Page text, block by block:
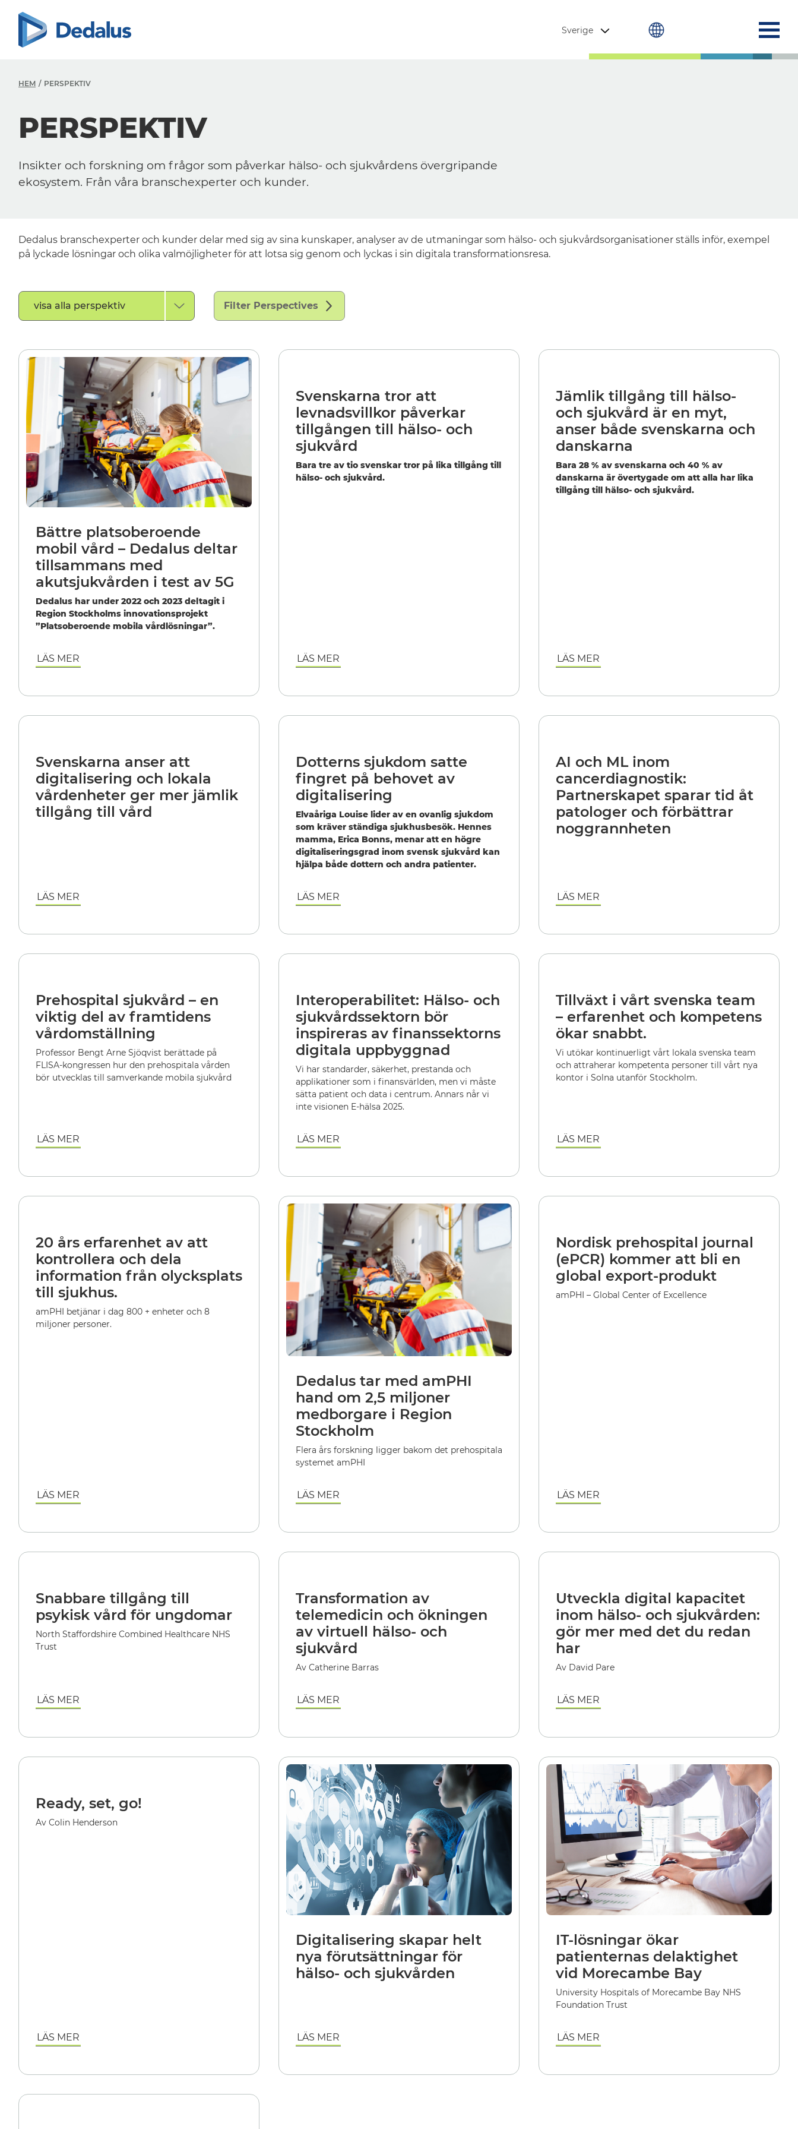
Sverige
HEM PERSPEKTIV
PERSPEKTIV
Insikter och forskning om frågor som påverkar hälso- och sjukvårdens övergripande
ekosystem. Från våra branschexperter och kunder.
Dedalus branschexperter och kunder delar med sig av sina kunskaper, analyser av de utmaningar som hälso- och sjukvårdsorganisationer ställs inför, exempel
på lyckade lösningar och olika valmöjligheter för att lotsa sig genom och lyckas i sin digitala transformationsresa.
Filtrera
efter
visa alla perspektiv Filter Perspectives
Bättre platsoberoende
mobil vård – Dedalus deltar
tillsammans med
akutsjukvården i test av 5G
Dedalus har under 2022 och 2023 deltagit i
Region Stockholms innovationsprojekt
”Platsoberoende mobila vårdlösningar”.
LÄS MER
Svenskarna tror att
levnadsvillkor påverkar
tillgången till hälso- och
sjukvård
Bara tre av tio svenskar tror på lika tillgång till
hälso- och sjukvård.
LÄS MER
Jämlik tillgång till hälso-
och sjukvård är en myt,
anser både svenskarna och
danskarna
Bara 28 % av svenskarna och 40 % av
danskarna är övertygade om att alla har lika
tillgång till hälso- och sjukvård.
LÄS MER
Svenskarna anser att
digitalisering och lokala
vårdenheter ger mer jämlik
tillgång till vård
LÄS MER
Dotterns sjukdom satte
fingret på behovet av
digitalisering
Elvaåriga Louise lider av en ovanlig sjukdom
som kräver ständiga sjukhusbesök. Hennes
mamma, Erica Bonns, menar att en högre
digitaliseringsgrad inom svensk sjukvård kan
hjälpa både dottern och andra patienter.
LÄS MER
AI och ML inom
cancerdiagnostik:
Partnerskapet sparar tid åt
patologer och förbättrar
noggrannheten
LÄS MER
Prehospital sjukvård – en
viktig del av framtidens
vårdomställning
Professor Bengt Arne Sjöqvist berättade på
FLISA-kongressen hur den prehospitala vården
bör utvecklas till samverkande mobila sjukvård
LÄS MER
Interoperabilitet: Hälso- och
sjukvårdssektorn bör
inspireras av finanssektorns
digitala uppbyggnad
Vi har standarder, säkerhet, prestanda och
applikationer som i finansvärlden, men vi måste
sätta patient och data i centrum. Annars når vi
inte visionen E-hälsa 2025.
LÄS MER
Tillväxt i vårt svenska team
– erfarenhet och kompetens
ökar snabbt.
Vi utökar kontinuerligt vårt lokala svenska team
och attraherar kompetenta personer till vårt nya
kontor i Solna utanför Stockholm.
LÄS MER
20 års erfarenhet av att
kontrollera och dela
information från olycksplats
till sjukhus.
amPHI betjänar i dag 800 + enheter och 8
miljoner personer.
LÄS MER
Dedalus tar med amPHI
hand om 2,5 miljoner
medborgare i Region
Stockholm
Flera års forskning ligger bakom det prehospitala
systemet amPHI
LÄS MER
Nordisk prehospital journal
(ePCR) kommer att bli en
global export-produkt
amPHI – Global Center of Excellence
LÄS MER
Snabbare tillgång till
psykisk vård för ungdomar
North Staffordshire Combined Healthcare NHS
Trust
LÄS MER
Transformation av
telemedicin och ökningen
av virtuell hälso- och
sjukvård
Av Catherine Barras
LÄS MER
Utveckla digital kapacitet
inom hälso- och sjukvården:
gör mer med det du redan
har
Av David Pare
LÄS MER
Ready, set, go!
Av Colin Henderson
LÄS MER
Digitalisering skapar helt
nya förutsättningar för
hälso- och sjukvården
LÄS MER
IT-lösningar ökar
patienternas delaktighet
vid Morecambe Bay
University Hospitals of Morecambe Bay NHS
Foundation Trust
LÄS MER